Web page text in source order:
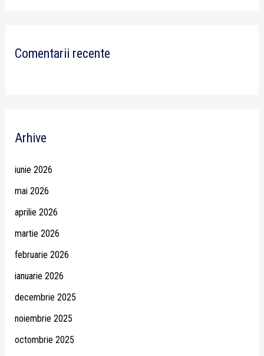
Comentarii recente
Arhive
iunie 2026
mai 2026
aprilie 2026
martie 2026
februarie 2026
ianuarie 2026
decembrie 2025
noiembrie 2025
octombrie 2025